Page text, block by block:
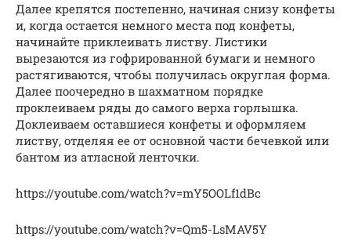
Далее крепятся постепенно, начиная снизу конфеты
и, когда остается немного места под конфеты,
начинайте приклеивать листву. Листики
вырезаются из гофрированной бумаги и немного
растягиваются, чтобы получилась округлая форма.
Далее поочередно в шахматном порядке
проклеиваем ряды до самого верха горлышка.
Доклеиваем оставшиеся конфеты и оформляем
листву, отделяя ее от основной части бечевкой или
бантом из атласной ленточки.
https://youtube.com/watch?v=mY5OOLf1dBc
https://youtube.com/watch?v=Qm5-LsMAV5Y